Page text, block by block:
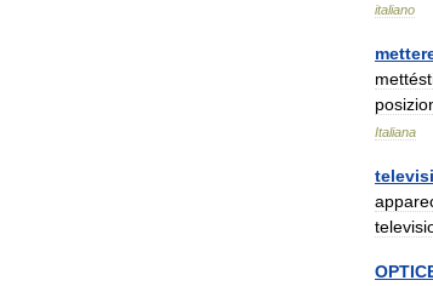
italiano
Italiana